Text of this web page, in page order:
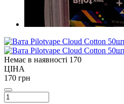
Немає в наявності 170
ЦІНА
170 грн